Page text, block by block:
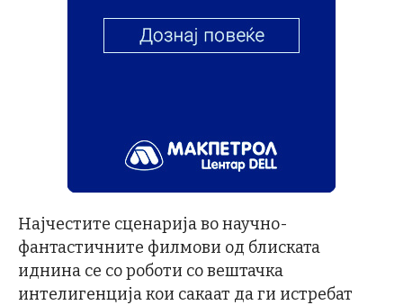
Најчестите сценарија во научно-
фантастичните филмови од блиската
иднина се со роботи со вештачка
интелигенција кои сакаат да ги истребат